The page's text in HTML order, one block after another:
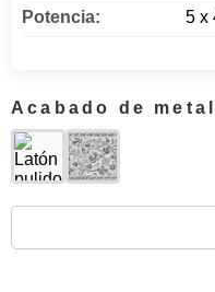
Potencia: 5 x
Acabado de metal